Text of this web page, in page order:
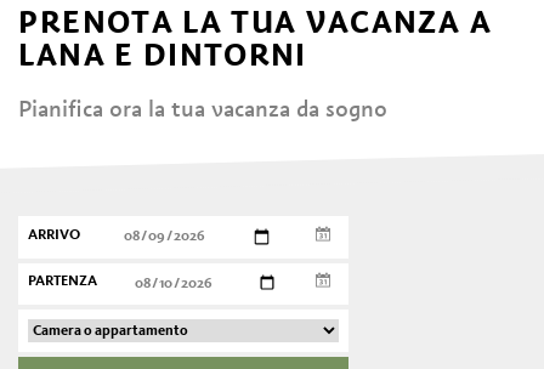
PRENOTA LA TUA VACANZA A
LANA E DINTORNI
Pianifica ora la tua vacanza da sogno
ARRIVO
PARTENZA